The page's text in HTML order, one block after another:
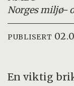
Norges miljø-
PUBLISERT
En viktig